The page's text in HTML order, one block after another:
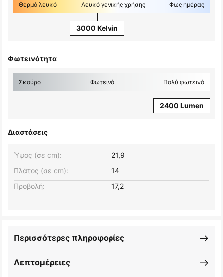
Θερμό λευκό Λευκό γενικής χρήσης Φως ημέρας
3000 Kelvin
Φωτεινότητα
Σκούρο Φωτεινό Πολύ φωτεινό
2400 Lumen
Διαστάσεις
Πλάτος (σε cm): 14
Ύψος (σε cm): 21,9
Προβολή: 17,2
Λεπτομέρειες
Περισσότερες πληροφορίες